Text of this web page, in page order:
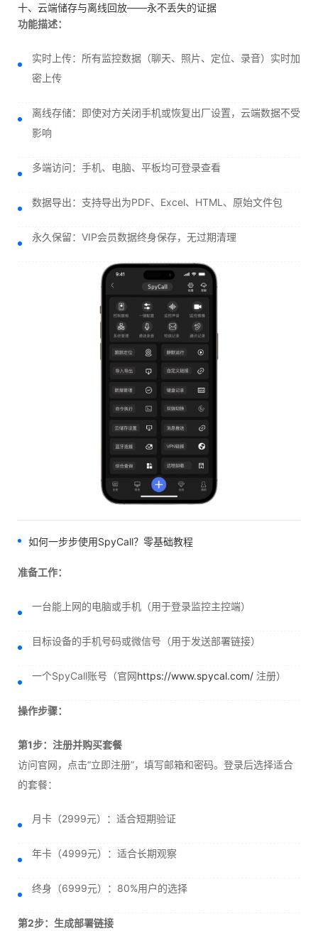
十、云端储存与离线回放——永不丢失的证据
功能描述：
实时上传：所有监控数据（聊天、照片、定位、录音）实时加
密上传
离线存储：即使对方关闭手机或恢复出厂设置，云端数据不受
影响
多端访问：手机、电脑、平板均可登录查看
数据导出：支持导出为PDF、Excel、HTML、原始文件包
永久保留：VIP会员数据终身保存，无过期清理
如何一步步使用SpyCall？零基础教程
准备工作：
一台能上网的电脑或手机（用于登录监控主控端）
目标设备的手机号码或微信号（用于发送部署链接）
一个SpyCall账号（官网https://www.spycal.com/ 注册）
操作步骤：
第1步：注册并购买套餐
访问官网，点击“立即注册”，填写邮箱和密码。登录后选择适合
的套餐：
月卡（2999元）：适合短期验证
年卡（4999元）：适合长期观察
终身（6999元）：80%用户的选择
第2步：生成部署链接